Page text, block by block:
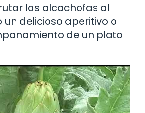
las alcachofas al
un delicioso aperitivo o
de un plato